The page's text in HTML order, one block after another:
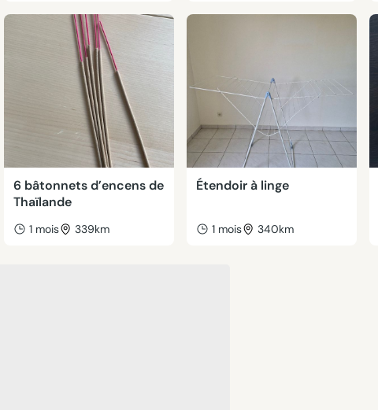
6 bâtonnets d’encens de
Thaïlande
1 mois 339km
Étendoir à linge
1 mois 340km